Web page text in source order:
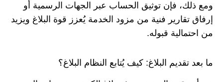
ومع ذلك، فإن توثيق الحساب عبر الجهات الرسمية أو
إرفاق تقارير فنية من مزود الخدمة يُعزز قوة البلاغ ويزيد
من احتمالية قبوله.
ما بعد تقديم البلاغ: كيف يُتابع النظام البلاغ؟